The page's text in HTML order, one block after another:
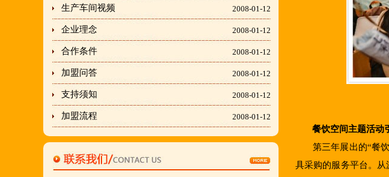
隶属于金顶鲜企业集团下属
胡羊排餐饮管理有限公司所持有.
金顶鲜宁夏特色系列胡羊排烧烤火锅复合餐厅
有13年正规连锁加盟经验,
我们很专业,
生产车间视频 2008-01-12
企业理念 2008-01-12
合作条件 2008-01-12
加盟问答 2008-01-12
支持须知 2008-01-12
加盟流程 2008-01-12
餐饮空间主题活动
第三年展出的“餐饮
具采购的服务平台。